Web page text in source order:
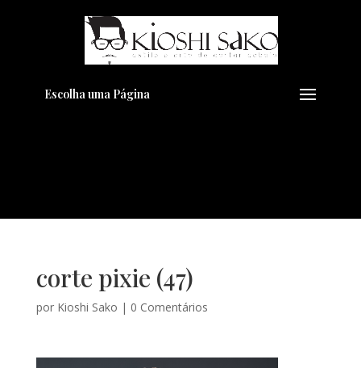
Escolha uma Página
corte pixie (47)
por Kioshi Sako | 0 Comentários
Pensando em transformar seu
Visual??